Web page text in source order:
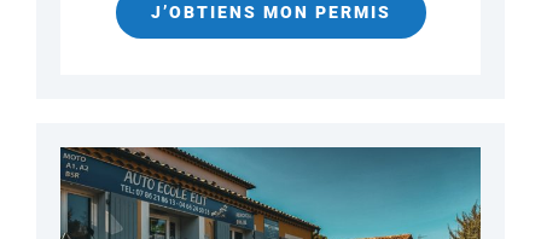
J’OBTIENS MON PERMIS